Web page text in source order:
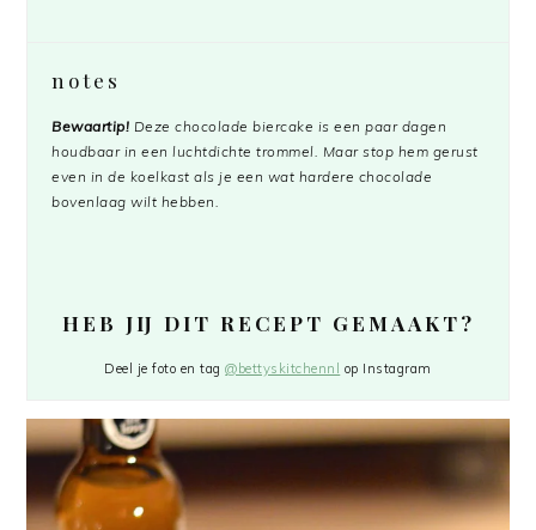
notes
Bewaartip! Deze chocolade biercake is een paar dagen
houdbaar in een luchtdichte trommel. Maar stop hem gerust
even in de koelkast als je een wat hardere chocolade
bovenlaag wilt hebben.
HEB JIJ DIT RECEPT GEMAAKT?
Deel je foto en tag@bettyskitchennl op Instagram